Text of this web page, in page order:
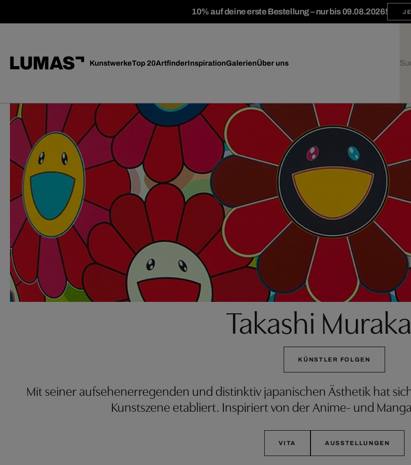
10% auf deine erste Bestellung – nur bis 09.08.2026!
KunstwerkeTop 20ArtfinderInspirationGalerienÜber uns
Takashi
KÜNSTLER FOLGEN
Mit seiner aufsehenerregenden und distinktiv japanischen Ästhetik hat
Kunstszene etabliert. Inspiriert von der Anime- und
VITA AUSSTELLUNGEN